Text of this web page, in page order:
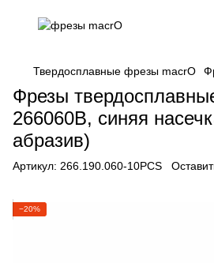
Твердосплавные фрезы macrO
Фрезы
266060B, синяя
абразив)
Артикул: 266.190.060-10PCS
−20%